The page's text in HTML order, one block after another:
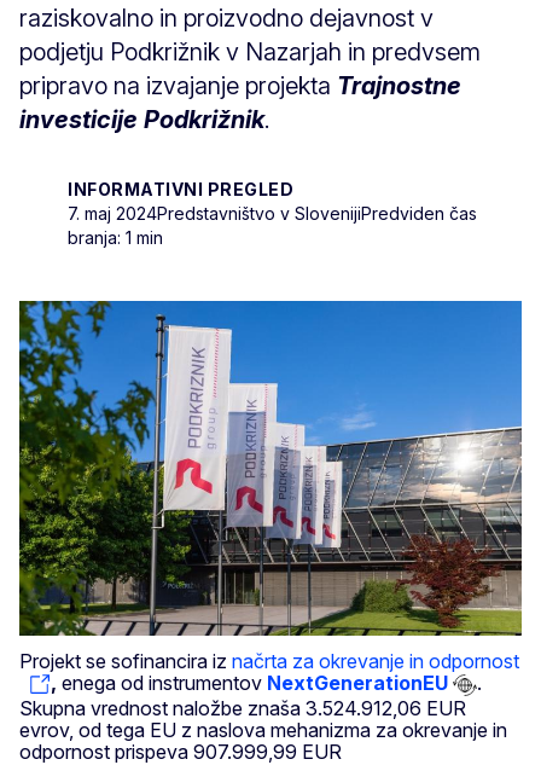
raziskovalno in proizvodno dejavnost v
podjetju Podkrižnik v Nazarjah in predvsem
pripravo na izvajanje projekta Trajnostne
investicije Podkrižnik.
INFORMATIVNI PREGLED
7. maj 2024Predstavništvo v SlovenijiPredviden čas
branja: 1 min
Projekt se sofinancira iz načrta za okrevanje in odpornost
, enega od instrumentov NextGenerationEU
.
Skupna vrednost naložbe znaša 3.524.912,06 EUR
evrov, od tega EU z naslova mehanizma za okrevanje in
odpornost prispeva 907.999,99 EUR